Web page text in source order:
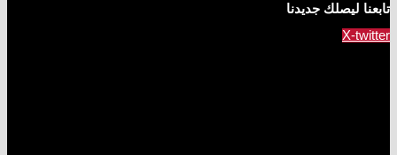
تابعنا ليصلك جديدنا
X-twitter